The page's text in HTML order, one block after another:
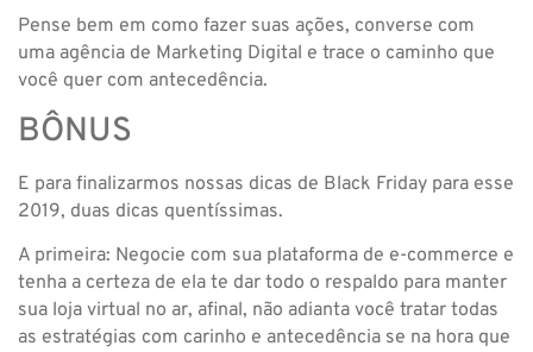
Pense bem em como fazer suas ações, converse com
uma agência de Marketing Digital e trace o caminho que
você quer com antecedência.
BÔNUS
E para finalizarmos nossas dicas de Black Friday para esse
2019, duas dicas quentíssimas.
A primeira: Negocie com sua plataforma de e-commerce e
tenha a certeza de ela te dar todo o respaldo para manter
sua loja virtual no ar, afinal, não adianta você tratar todas
as estratégias com carinho e antecedência se na hora que